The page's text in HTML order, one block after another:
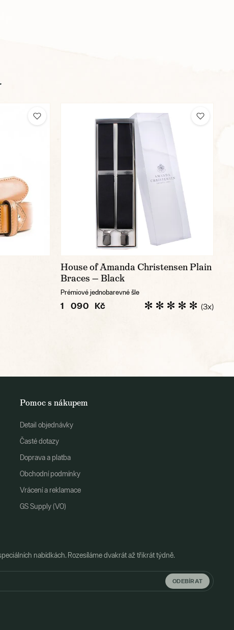
House of Amanda Christensen Plain
Braces — Black
Prémiové jednobarevné šle
1 090 Kč (3x)
Pomoc s nákupem
Detail objednávky
Časté dotazy
Doprava a platba
Obchodní podmínky
Vrácení a reklamace
GS Supply (VO)
nabídkách. Rozesíláme dvakrát až třikrát týdně.
ODEBÍRAT